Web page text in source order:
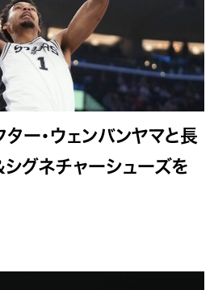
ー・ウェンバンヤマと長
グネチャーシューズを